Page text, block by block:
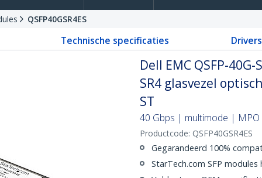
QSFP40GSR4ES
Technische specificaties
Dell EMC QSFP-
SR4 glasvezel
ST
40 Gbps | multimode |
Productcode: QSFP40GSR4ES
Gegarandeerd 100%
StarTech.com SFP